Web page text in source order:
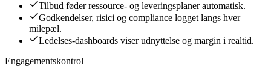
Tilbud føder ressource- og leveringsplaner automatisk.
Godkendelser, risici og compliance logget langs hver
milepæl.
Ledelses-dashboards viser udnyttelse og margin i realtid.
Engagementskontrol